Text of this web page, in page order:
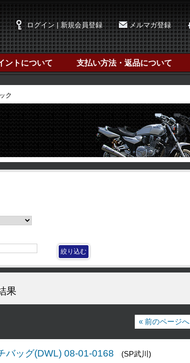
ログイン | 新規会員登録 メルマガ登録
ントについて 支払い方法・返品について
ク
果
« 前のページへ
バッグ(DWL) 08-01-0168 (SP武川)